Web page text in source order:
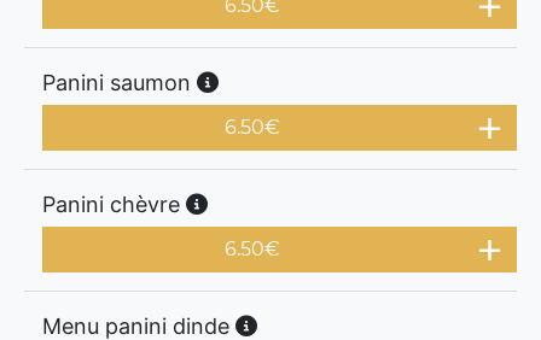
6.50€
Panini saumon
6.50€
Panini chèvre
6.50€
Menu panini dinde